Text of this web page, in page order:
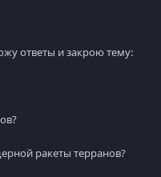
ответы и закрою тему:
ракеты терранов?